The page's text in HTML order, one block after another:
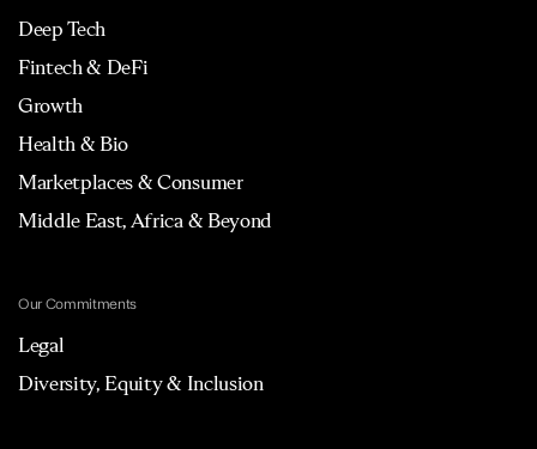
Deep Tech
Fintech & DeFi
Growth
Health & Bio
Marketplaces & Consumer
Middle East, Africa & Beyond
Our Commitments
Legal
Diversity, Equity & Inclusion